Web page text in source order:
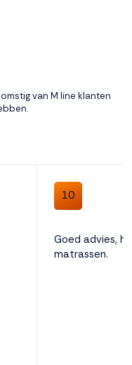
van M line klanten
10
Goed advies,
matrassen.